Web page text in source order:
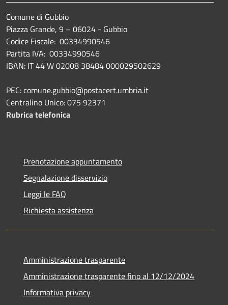
Comune di Gubbio
Piazza Grande, 9 – 06024 - Gubbio
Codice Fiscale: 00334990546
Partita IVA: 00334990546
IBAN: IT 44 W 02008 38484 000029502629
PEC: comune.gubbio@postacert.umbria.it
Centralino Unico: 075 92371
Rubrica telefonica
Prenotazione appuntamento
Segnalazione disservizio
Leggi le FAQ
Richiesta assistenza
Amministrazione trasparente
Amministrazione trasparente fino al 12/12/2024
Informativa privacy